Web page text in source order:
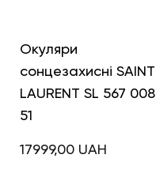
Окуляри
сонцезахисні SAINT
LAURENT SL 567 008
51
17999,00 UAH